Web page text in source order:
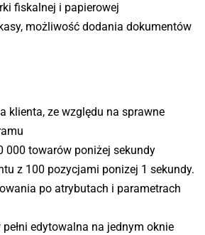
fiskalnej i papierowej
możliwość dodania dokumentów
klienta, ze względu na sprawne
000 towarów poniżej sekundy
z 100 pozycjami ponizej 1 sekundy.
po atrybutach i parametrach
edytowalna na jednym oknie